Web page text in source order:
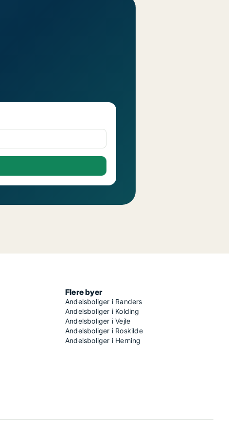
Flere byer
Andelsboliger i Randers
Andelsboliger i Kolding
Andelsboliger i Vejle
Andelsboliger i Roskilde
Andelsboliger i Herning